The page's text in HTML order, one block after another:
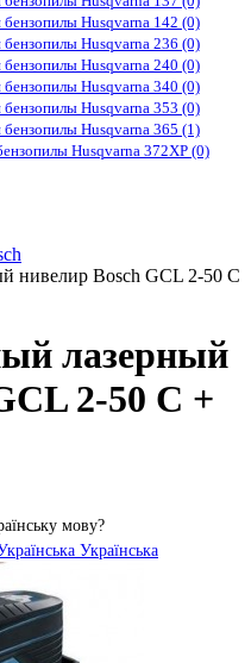
бензопилы Husqvarna 142 (0)
бензопилы Husqvarna 236 (0)
бензопилы Husqvarna 240 (0)
бензопилы Husqvarna 340 (0)
бензопилы Husqvarna 353 (0)
бензопилы Husqvarna 365 (1)
Husqvarna 372XP (0)
нивелир Bosch GCL 2-50 C
лазерный
2-50 C +
мову?
Українська